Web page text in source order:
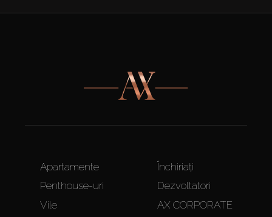
Apartamente
Penthouse-uri
Vile
Închiriați
Dezvoltatori
AX CORPORATE